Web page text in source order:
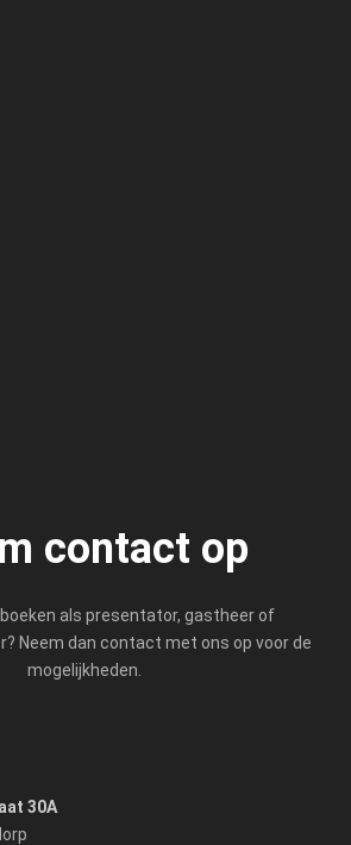
contact op
als presentator, gastheer of
Neem dan contact met ons op voor de
mogelijkheden.
30A